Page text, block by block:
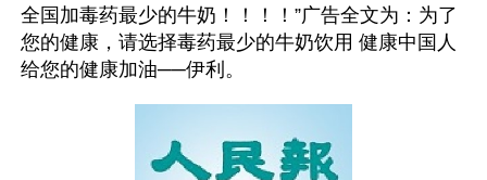
全国加毒药最少的牛奶！！！！”广告全文为：为了
您的健康，请选择毒药最少的牛奶饮用 健康中国人
给您的健康加油──伊利。